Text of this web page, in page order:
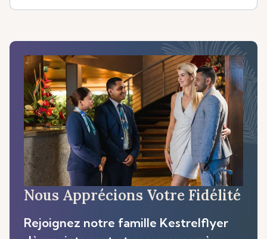
Nous Apprécions Votre Fidélité
Rejoignez notre famille Kestrelflyer